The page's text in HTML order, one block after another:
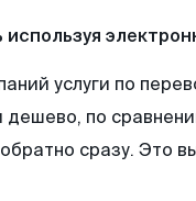
услуги по
по
сразу. Это